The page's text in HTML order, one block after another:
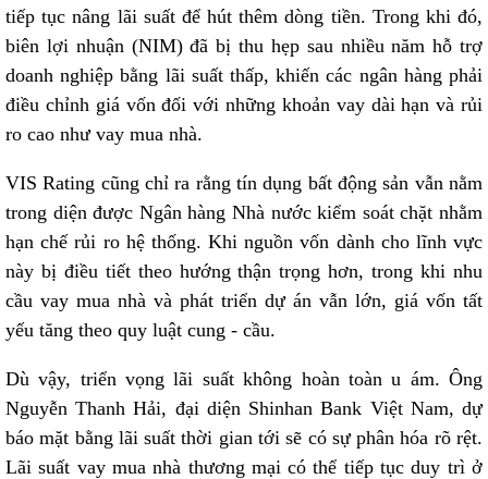
tiếp tục nâng lãi suất để hút thêm dòng tiền. Trong khi đó,
biên lợi nhuận (NIM) đã bị thu hẹp sau nhiều năm hỗ trợ
doanh nghiệp bằng lãi suất thấp, khiến các ngân hàng phải
điều chỉnh giá vốn đối với những khoản vay dài hạn và rủi
ro cao như vay mua nhà.
VIS Rating cũng chỉ ra rằng tín dụng bất động sản vẫn nằm
trong diện được Ngân hàng Nhà nước kiểm soát chặt nhằm
hạn chế rủi ro hệ thống. Khi nguồn vốn dành cho lĩnh vực
này bị điều tiết theo hướng thận trọng hơn, trong khi nhu
cầu vay mua nhà và phát triển dự án vẫn lớn, giá vốn tất
yếu tăng theo quy luật cung - cầu.
Dù vậy, triển vọng lãi suất không hoàn toàn u ám. Ông
Nguyễn Thanh Hải, đại diện Shinhan Bank Việt Nam, dự
báo mặt bằng lãi suất thời gian tới sẽ có sự phân hóa rõ rệt.
Lãi suất vay mua nhà thương mại có thể tiếp tục duy trì ở